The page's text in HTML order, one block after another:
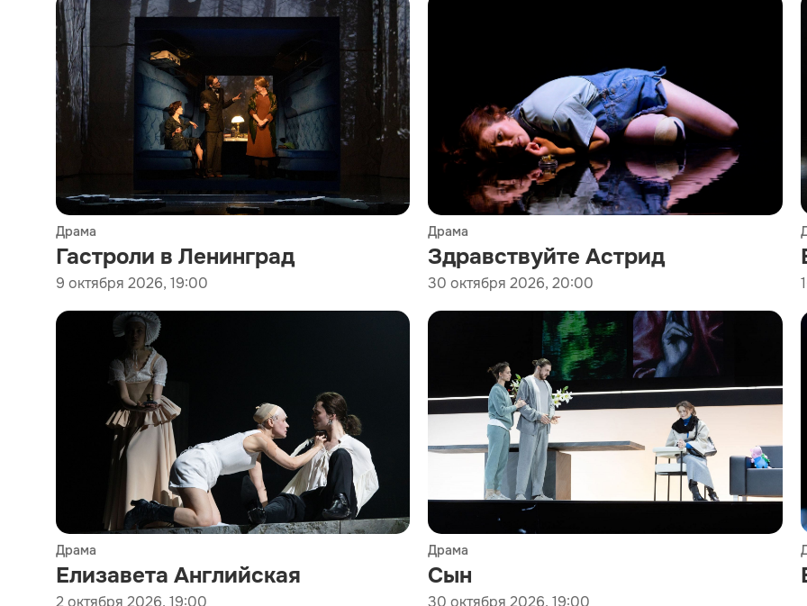
Драма
Гастроли в Ленинград
9 октября 2026, 19:00
Драма
Здравствуйте Астрид
30 октября 2026, 20:00
Драма
Елизавета Английская
2 октября 2026, 19:00
Драма
Сын
30 октября 2026, 19:00